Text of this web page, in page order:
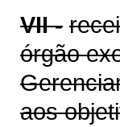
VII -
órgão
aos